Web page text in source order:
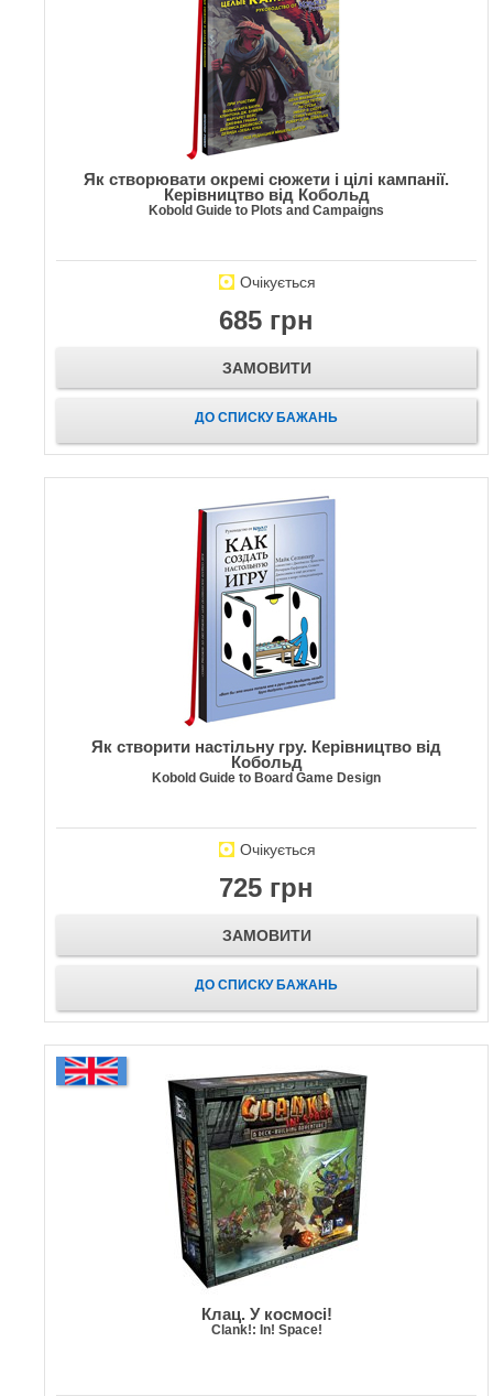
Як створювати окремі сюжети і цілі кампанії.
Керівництво від Кобольд
Kobold Guide to Plots and Campaigns
Очікується
685 грн
ЗАМОВИТИ
ДО СПИСКУ БАЖАНЬ
Як створити настільну гру. Керівництво від
Кобольд
Kobold Guide to Board Game Design
Очікується
725 грн
ЗАМОВИТИ
ДО СПИСКУ БАЖАНЬ
Клац. У космосі!
Clank!: In! Space!